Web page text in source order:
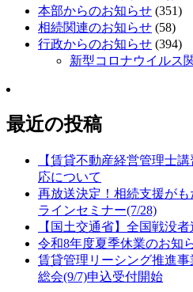
本部からのお知らせ (351)
相続関連のお知らせ (58)
行政からのお知らせ (394)
新型コロナウイルス
最近の投稿
【賃貸不動産経営管理士
応について
再放送決定！相続支援が
ラインセミナー(7/28)
【国土交通省】全国戦没
令和8年度夏季休業のお知
賃貸管理リーシング推進
総会(9/7)申込受付開始